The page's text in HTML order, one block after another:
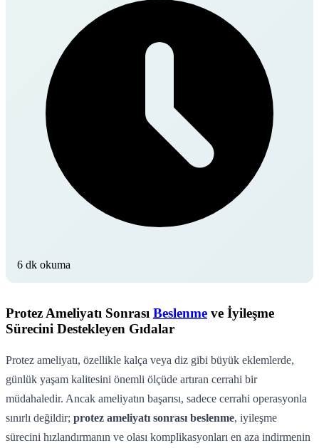
6 dk okuma
Protez Ameliyatı Sonrası Beslenme ve İyileşme
Sürecini Destekleyen Gıdalar
Protez ameliyatı, özellikle kalça veya diz gibi büyük eklemlerde,
günlük yaşam kalitesini önemli ölçüde artıran cerrahi bir
müdahaledir. Ancak ameliyatın başarısı, sadece cerrahi operasyonla
sınırlı değildir; protez ameliyatı sonrası beslenme, iyileşme
sürecini hızlandırmanın ve olası komplikasyonları en aza indirmenin